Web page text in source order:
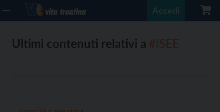
Accedi
Ultimi contenuti relativi a